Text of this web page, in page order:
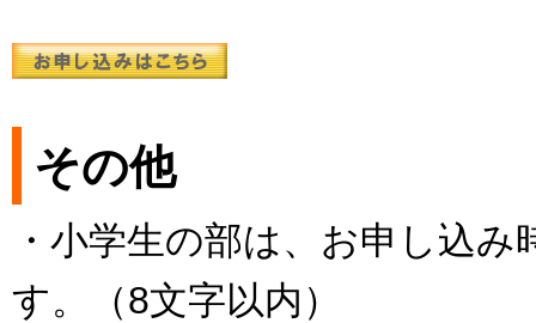
その他
・小学生の部は、お申し込
す。（8文字以内）